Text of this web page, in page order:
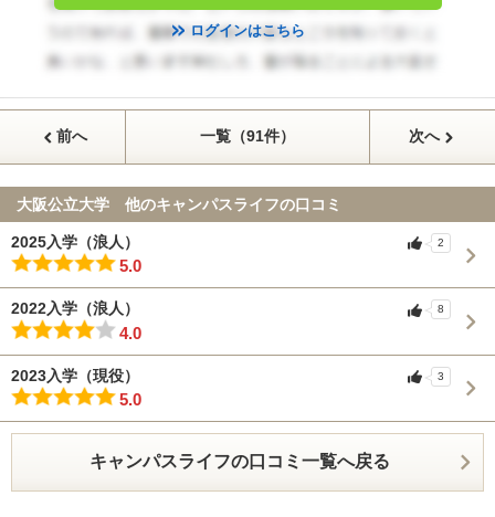
ログインはこちら
前へ 一覧（91件） 次へ
大阪公立大学 他のキャンパスライフの口コミ
2025入学（浪人）
5.0
2
2022入学（浪人）
4.0
8
2023入学（現役）
5.0
3
キャンパスライフの口コミ一覧へ戻る